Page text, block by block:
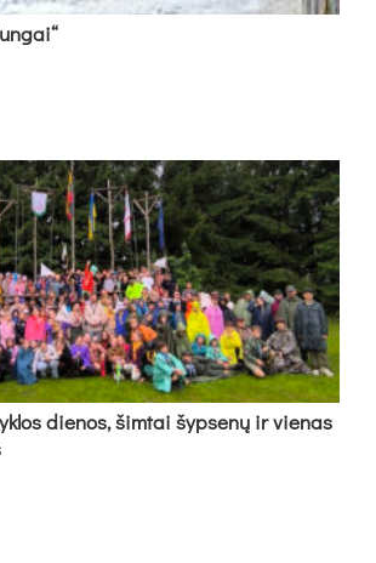
die­nos, šim­tai šyp­se­nų ir vie­nas